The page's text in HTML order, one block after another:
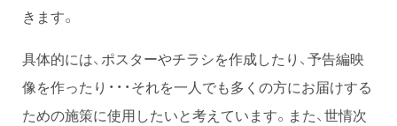
きます。
具体的には、ポスターやチラシを作成したり、予告編映
像を作ったり・・・それを一人でも多くの方にお届けする
ための施策に使用したいと考えています。また、世情次